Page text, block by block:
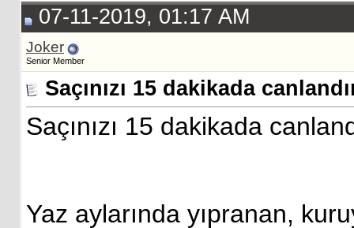
07-11-2019, 01:17 AM
Joker
Senior Member
Saçınızı 15 dakikada
Saçınızı 15 dakikada
Yaz aylarında yıpranan,